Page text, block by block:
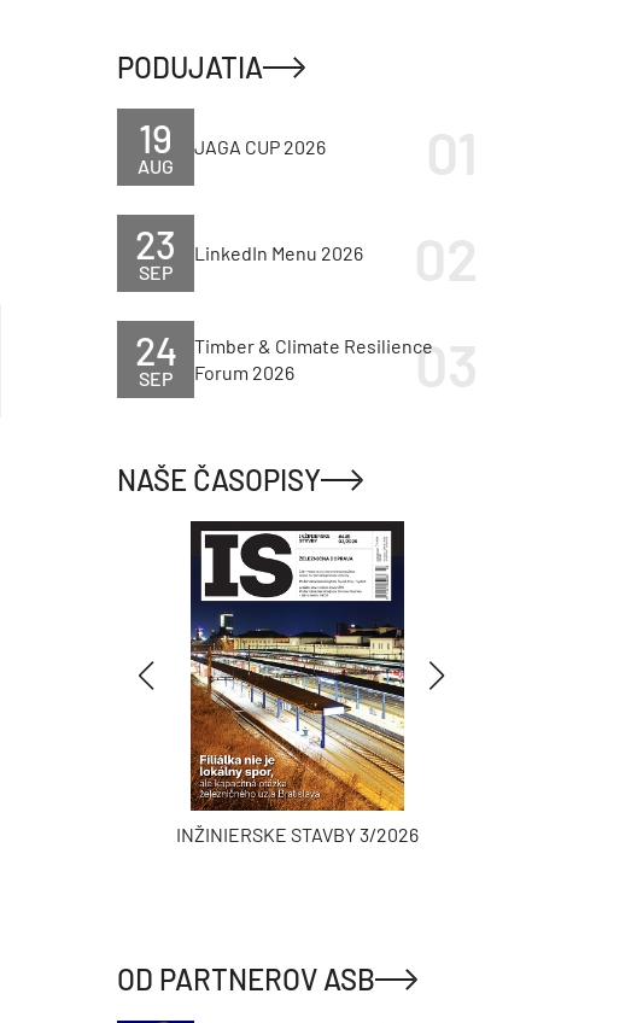
PODUJATIA
AUG
19 JAGA CUP 2026
SEP
23 LinkedIn Menu 2026
SEP
24
Timber & Climate Resilience
Forum 2026
NAŠE ČASOPISY
INŽINIERSKE STAVBY 3/2026
OD PARTNEROV ASB